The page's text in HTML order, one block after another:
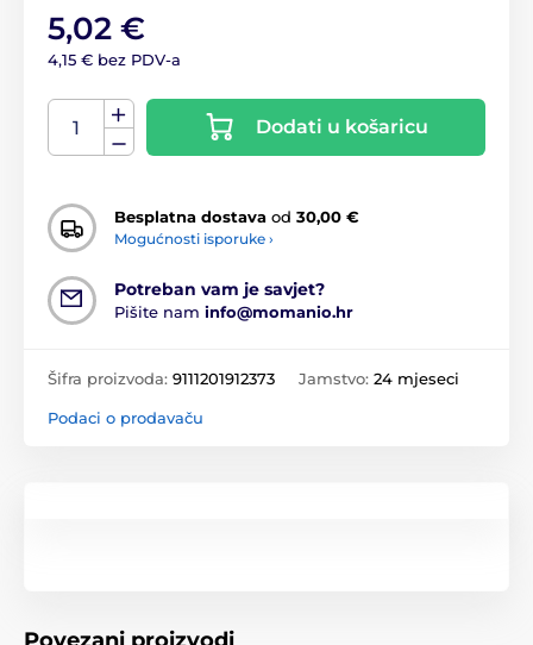
5,02 €
4,15 € bez PDV-a
Dodati u košaricu
Besplatna dostava od 30,00 €
Mogućnosti isporuke ›
Potreban vam je savjet?
Pišite nam info@momanio.hr
Šifra proizvoda: 9111201912373 Jamstvo: 24 mjeseci
Podaci o prodavaču